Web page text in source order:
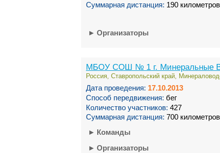
Суммарная дистанция: 190 километров
► Организаторы
МБОУ СОШ № 1 г. Минеральные
Россия, Ставропольский край,
Дата проведения: 17.10.2013
Способ передвижения: бег
Количество участников: 427
Суммарная дистанция: 700 километров
► Команды
► Организаторы